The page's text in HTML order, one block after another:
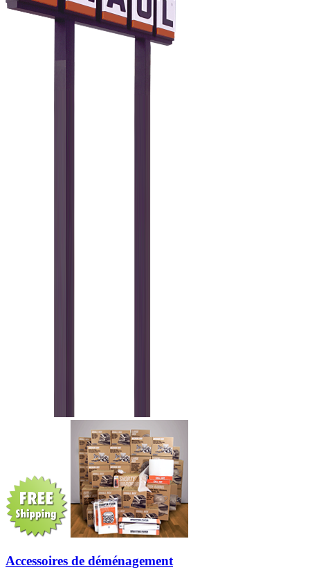
Accessoires de déménagement